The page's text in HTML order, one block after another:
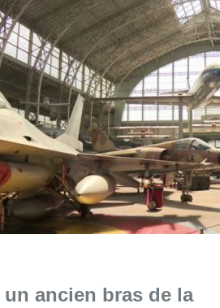
l'article "À Bruxelles, le blocus
un ancien bras de la
ancienne brasserie
bruxellois